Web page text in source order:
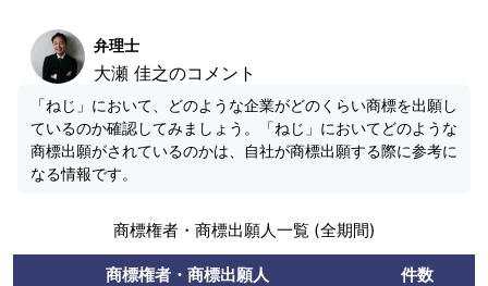
弁理士
大瀬 佳之のコメント
「ねじ」において、どのような企業がどのくらい商標を出願し
ているのか確認してみましょう。「ねじ」においてどのような
商標出願がされているのかは、自社が商標出願する際に参考に
なる情報です。
商標権者・商標出願人一覧 (全期間)
商標権者・商標出願人
件数